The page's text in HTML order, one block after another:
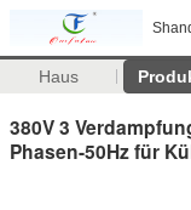
Haus
380V 3
Phasen-50Hz für